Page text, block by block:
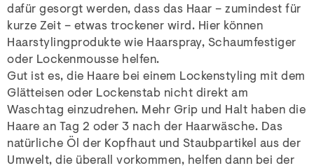
dafür gesorgt werden, dass das Haar – zumindest für
kurze Zeit – etwas trockener wird. Hier können
Haarstylingprodukte wie Haarspray, Schaumfestiger
oder Lockenmousse helfen.
Gut ist es, die Haare bei einem Lockenstyling mit dem
Glätteisen oder Lockenstab nicht direkt am
Waschtag einzudrehen. Mehr Grip und Halt haben die
Haare an Tag 2 oder 3 nach der Haarwäsche. Das
natürliche Öl der Kopfhaut und Staubpartikel aus der
Umwelt, die überall vorkommen, helfen dann bei der